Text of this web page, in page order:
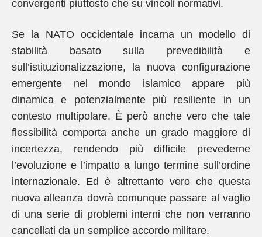
convergenti piuttosto che su vincoli normativi.
Se la NATO occidentale incarna un modello di
stabilità basato sulla prevedibilità e
sull’istituzionalizzazione, la nuova configurazione
emergente nel mondo islamico appare più
dinamica e potenzialmente più resiliente in un
contesto multipolare. È però anche vero che tale
flessibilità comporta anche un grado maggiore di
incertezza, rendendo più difficile prevederne
l’evoluzione e l’impatto a lungo termine sull’ordine
internazionale. Ed è altrettanto vero che questa
nuova alleanza dovrà comunque passare al vaglio
di una serie di problemi interni che non verranno
cancellati da un semplice accordo militare.